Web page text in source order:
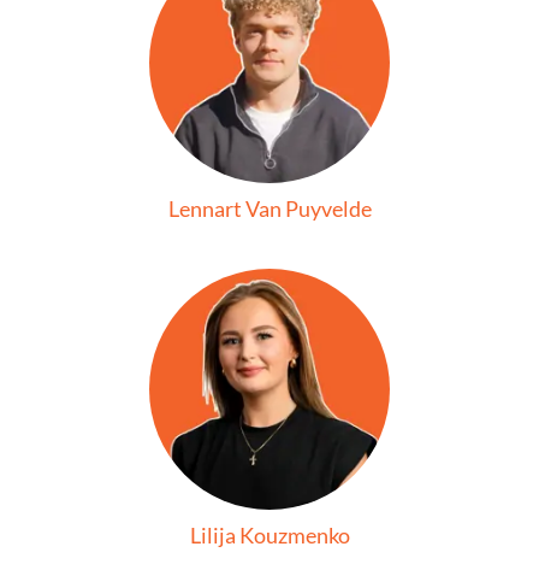
Lennart Van Puyvelde
Lilija Kouzmenko